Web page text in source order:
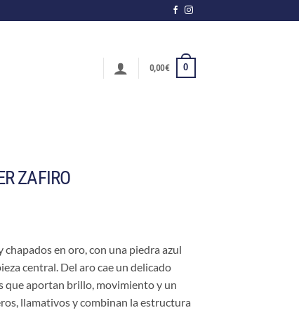
0,00€ 0
ZAFIRO
en oro, con una piedra azul
central. Del aro cae un delicado
que aportan brillo, movimiento y un
llamativos y combinan la estructura